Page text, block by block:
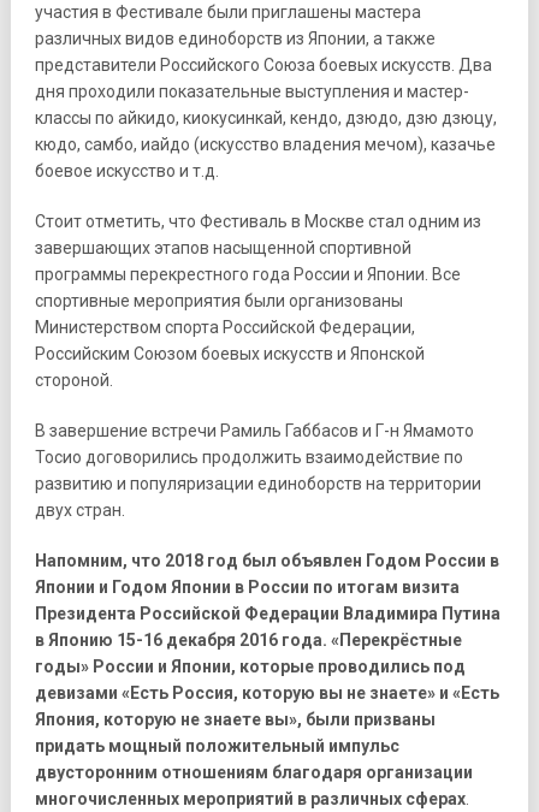
участия в Фестивале были приглашены мастера
различных видов единоборств из Японии, а также
представители Российского Союза боевых искусств. Два
дня проходили показательные выступления и мастер-
классы по айкидо, киокусинкай, кендо, дзюдо, дзю дзюцу,
кюдо, самбо, иайдо (искусство владения мечом), казачье
боевое искусство и т.д.
Стоит отметить, что Фестиваль в Москве стал одним из
завершающих этапов насыщенной спортивной
программы перекрестного года России и Японии. Все
спортивные мероприятия были организованы
Министерством спорта Российской Федерации,
Российским Союзом боевых искусств и Японской
стороной.
В завершение встречи Рамиль Габбасов и Г-н Ямамото
Тосио договорились продолжить взаимодействие по
развитию и популяризации единоборств на территории
двух стран.
Напомним, что 2018 год был объявлен Годом России в
Японии и Годом Японии в России по итогам визита
Президента Российской Федерации Владимира Путина
в Японию 15-16 декабря 2016 года. «Перекрёстные
годы» России и Японии, которые проводились под
девизами «Есть Россия, которую вы не знаете» и «Есть
Япония, которую не знаете вы», были призваны
придать мощный положительный импульс
двусторонним отношениям благодаря организации
многочисленных мероприятий в различных сферах.